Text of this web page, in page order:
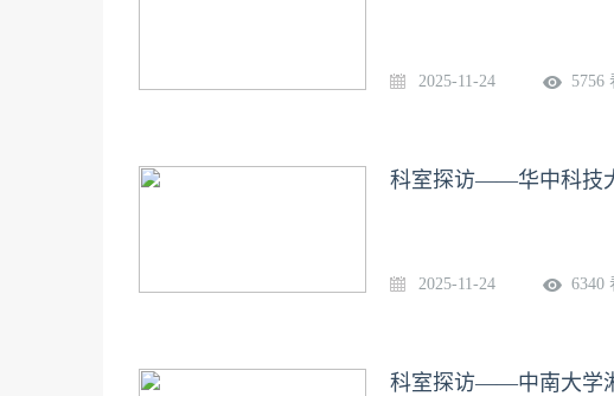
2025-11-24 5756
科室探访——华中科技
2025-11-24 6340
科室探访——中南大学